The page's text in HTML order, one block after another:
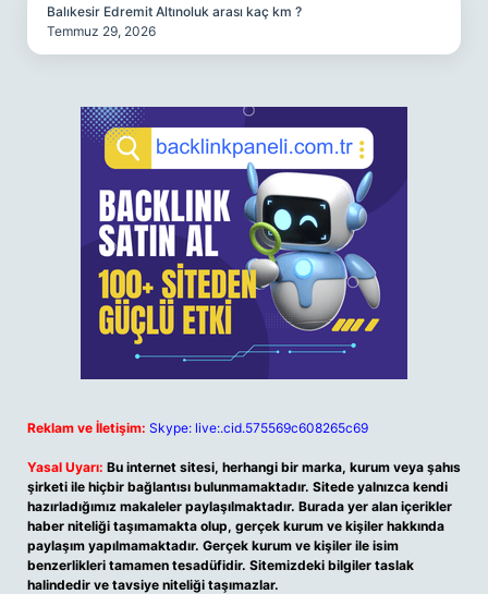
Balıkesir Edremit Altınoluk arası kaç km ?
Temmuz 29, 2026
Reklam ve İletişim: Skype: live:.cid.575569c608265c69
Yasal Uyarı: Bu internet sitesi, herhangi bir marka, kurum veya şahıs
şirketi ile hiçbir bağlantısı bulunmamaktadır. Sitede yalnızca kendi
hazırladığımız makaleler paylaşılmaktadır. Burada yer alan içerikler
haber niteliği taşımamakta olup, gerçek kurum ve kişiler hakkında
paylaşım yapılmamaktadır. Gerçek kurum ve kişiler ile isim
benzerlikleri tamamen tesadüfidir. Sitemizdeki bilgiler taslak
halindedir ve tavsiye niteliği taşımazlar.